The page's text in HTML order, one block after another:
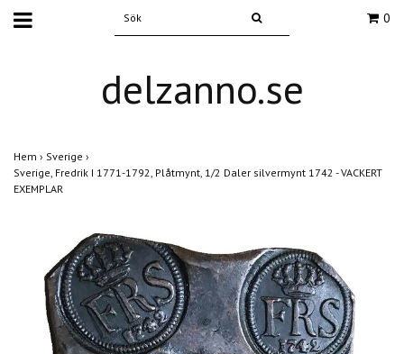
0
delzanno.se
Hem › Sverige ›
Sverige, Fredrik I 1771-1792, Plåtmynt, 1/2 Daler silvermynt 1742 - VACKERT
EXEMPLAR